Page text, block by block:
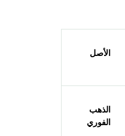
الأصل
الذهب
الفوري